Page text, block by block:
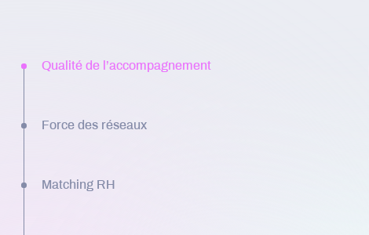
Qualité de l’accompagnement
Force des réseaux
Matching RH